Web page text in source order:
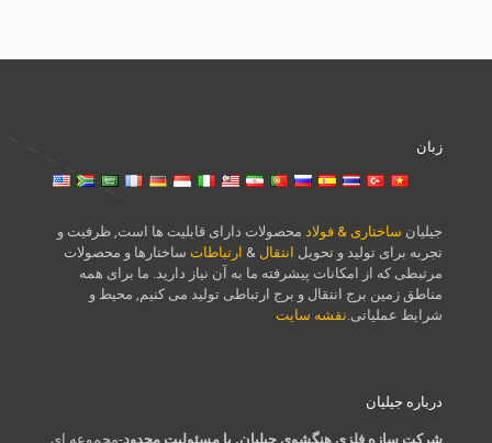
زبان
جیلیان ساختاری & فولاد محصولات دارای قابلیت ها است, ظرفیت و
تجربه برای تولید و تحویل انتقال & ارتباطات ساختارها و محصولات
مرتبطی که از امکانات پیشرفته ما به آن نیاز دارید. ما برای همه
مناطق زمین برج انتقال و برج ارتباطی تولید می کنیم, محیط و
شرایط عملیاتی.نقشه سایت
درباره جیلیان
شرکت سازه فلزی هنگشوی جیلیان, با مسئولیت محدود-مجموعه ای